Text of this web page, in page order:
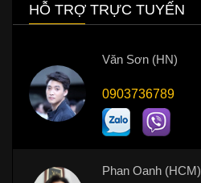
HỖ TRỢ TRỰC TUYẾN
Văn Sơn (HN)
0903736789
Phan Oanh (HCM)